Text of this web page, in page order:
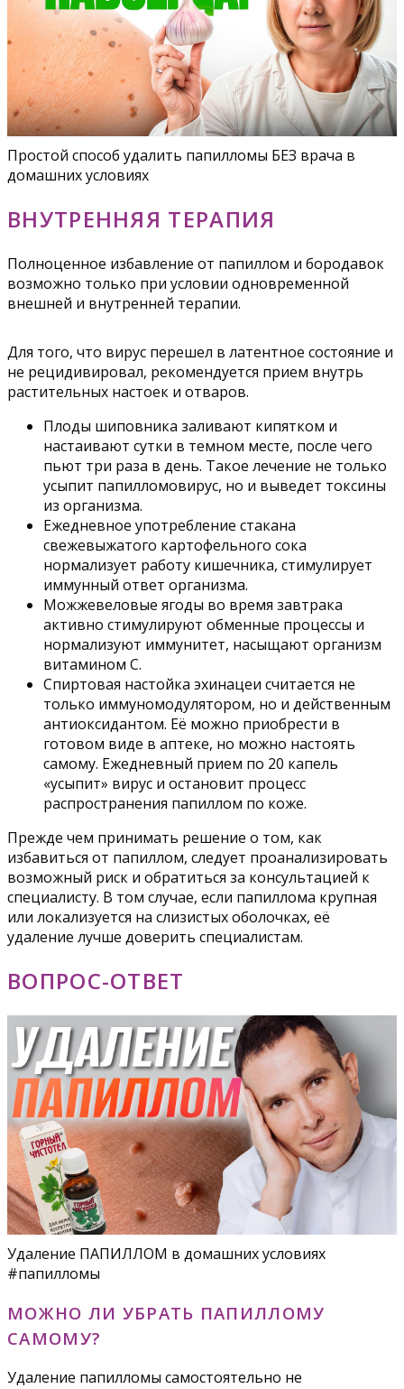
Простой способ удалить папилломы БЕЗ врача в
домашних условиях
ВНУТРЕННЯЯ ТЕРАПИЯ
Полноценное избавление от папиллом и бородавок
возможно только при условии одновременной
внешней и внутренней терапии.
Для того, что вирус перешел в латентное состояние и
не рецидивировал, рекомендуется прием внутрь
растительных настоек и отваров.
Плоды шиповника заливают кипятком и
настаивают сутки в темном месте, после чего
пьют три раза в день. Такое лечение не только
усыпит папилломовирус, но и выведет токсины
из организма.
Ежедневное употребление стакана
свежевыжатого картофельного сока
нормализует работу кишечника, стимулирует
иммунный ответ организма.
Можжевеловые ягоды во время завтрака
активно стимулируют обменные процессы и
нормализуют иммунитет, насыщают организм
витамином С.
Спиртовая настойка эхинацеи считается не
только иммуномодулятором, но и действенным
антиоксидантом. Её можно приобрести в
готовом виде в аптеке, но можно настоять
самому. Ежедневный прием по 20 капель
«усыпит» вирус и остановит процесс
распространения папиллом по коже.
Прежде чем принимать решение о том, как
избавиться от папиллом, следует проанализировать
возможный риск и обратиться за консультацией к
специалисту. В том случае, если папиллома крупная
или локализуется на слизистых оболочках, её
удаление лучше доверить специалистам.
ВОПРОС-ОТВЕТ
Удаление ПАПИЛЛОМ в домашних условиях
#папилломы
МОЖНО ЛИ УБРАТЬ ПАПИЛЛОМУ
САМОМУ?
Удаление папилломы самостоятельно не